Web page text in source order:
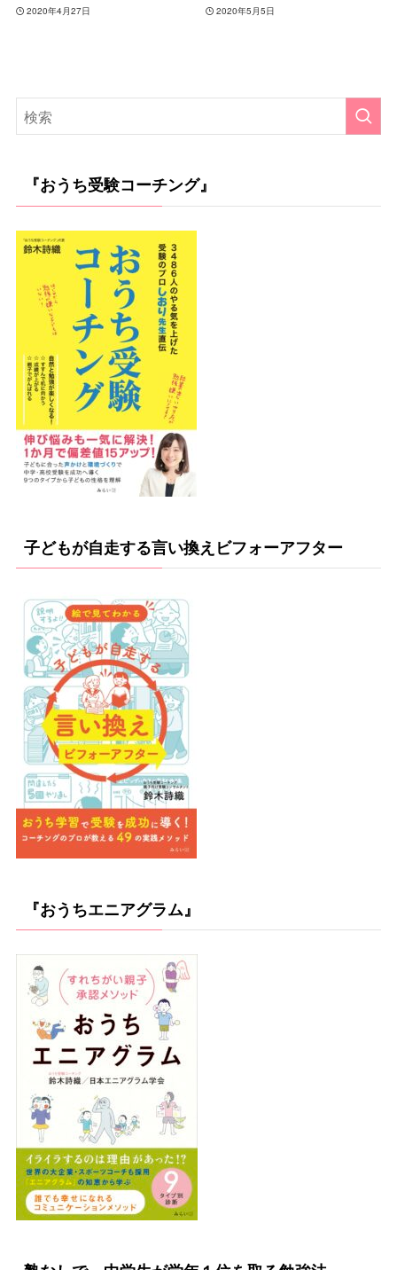
2020年4月27日 2020年5月5日
『おうち受験コーチング』
子どもが自走する言い換えビフォーアフター
『おうちエニアグラム』